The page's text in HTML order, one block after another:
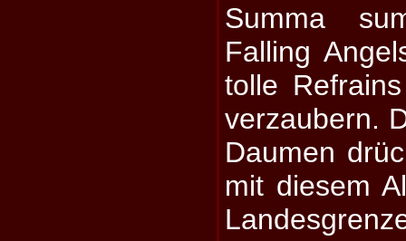
Summa
Falling
tolle
verzaubern.
Daumen
mit diesem